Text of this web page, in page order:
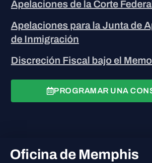
Apelaciones de la Corte
Apelaciones para la Junta de
de Inmigración
Discreción Fiscal bajo el
PROGRAMAR UNA
Oficina de Memphis